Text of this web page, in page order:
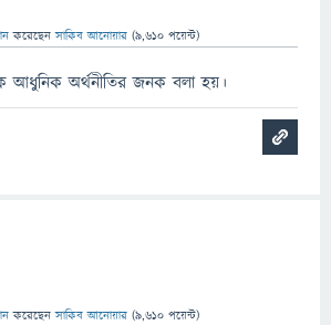
করেছেনসাকিব আনোয়ার (9,610 পয়েন্ট)
আধুনিক অর্থনীতির জনক বলা হয়।
করেছেনসাকিব আনোয়ার (9,610 পয়েন্ট)